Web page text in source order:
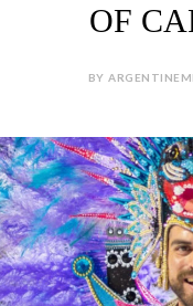
OF
BY